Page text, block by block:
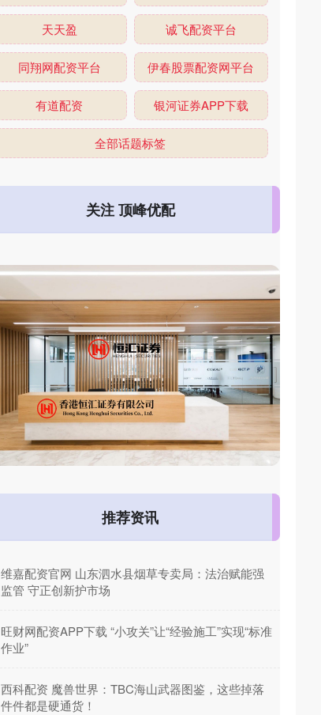
天天盈 诚飞配资平台
同翔网配资平台 伊春股票配资网平台
有道配资 银河证券APP下载
全部话题标签
关注 顶峰优配
推荐资讯
​维嘉配资官网 山东泗水县烟草专卖局：法治赋能强
监管 守正创新护市场
​旺财网配资APP下载 “小攻关”让“经验施工”实现“标准
作业”
​西科配资 魔兽世界：TBC海山武器图鉴，这些掉落
件件都是硬通货！